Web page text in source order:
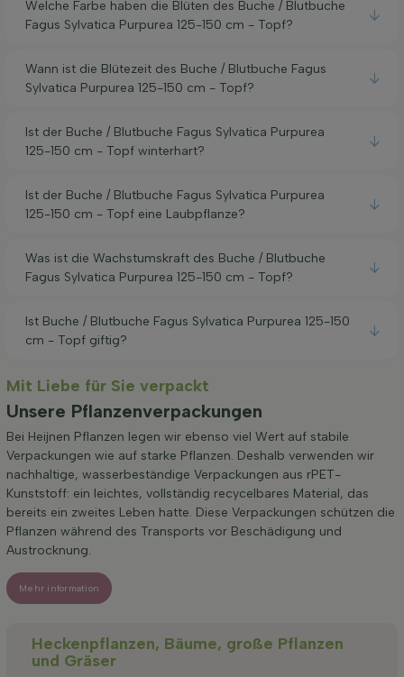
Welche Farbe haben die Blüten des Buche / Blutbuche
Fagus Sylvatica Purpurea 125-150 cm - Topf?
Wann ist die Blütezeit des Buche / Blutbuche Fagus
Sylvatica Purpurea 125-150 cm - Topf?
Ist der Buche / Blutbuche Fagus Sylvatica Purpurea
125-150 cm - Topf winterhart?
Ist der Buche / Blutbuche Fagus Sylvatica Purpurea
125-150 cm - Topf eine Laubpflanze?
Was ist die Wachstumskraft des Buche / Blutbuche
Fagus Sylvatica Purpurea 125-150 cm - Topf?
Ist Buche / Blutbuche Fagus Sylvatica Purpurea 125-150
cm - Topf giftig?
Mit Liebe für Sie verpackt
Unsere Pflanzenverpackungen
Bei Heijnen Pflanzen legen wir ebenso viel Wert auf stabile
Verpackungen wie auf starke Pflanzen. Deshalb verwenden wir
nachhaltige, wasserbeständige Verpackungen aus rPET-
Kunststoff: ein leichtes, vollständig recycelbares Material, das
bereits ein zweites Leben hatte. Diese Verpackungen schützen die
Pflanzen während des Transports vor Beschädigung und
Austrocknung.
Mehr information
Heckenpflanzen, Bäume, große Pflanzen
und Gräser